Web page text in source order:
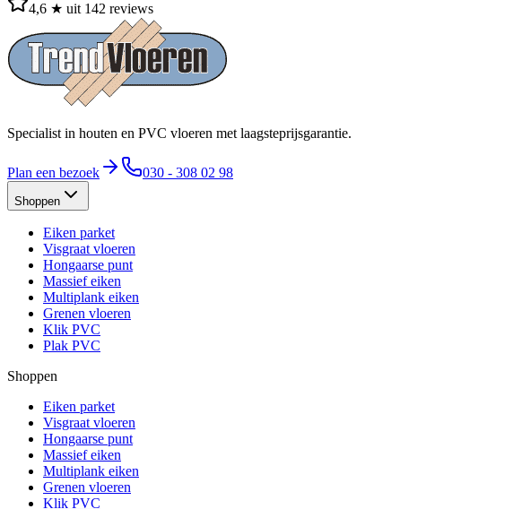
4,6 ★ uit 142 reviews
Specialist in houten en PVC vloeren met laagsteprijsgarantie.
Plan een bezoek 030 - 308 02 98
Shoppen
Eiken parket
Visgraat vloeren
Hongaarse punt
Massief eiken
Multiplank eiken
Grenen vloeren
Klik PVC
Plak PVC
Shoppen
Eiken parket
Visgraat vloeren
Hongaarse punt
Massief eiken
Multiplank eiken
Grenen vloeren
Klik PVC